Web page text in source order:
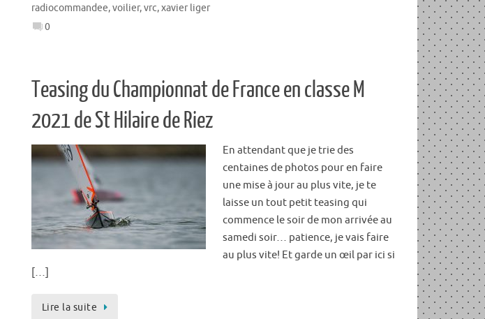
radiocommandee,voilier,vrc,xavier liger
0
Teasing du Championnat de France en classe M
2021 de St Hilaire de Riez
En attendant que je trie des
centaines de photos pour en faire
une mise à jour au plus vite, je te
laisse un tout petit teasing qui
commence le soir de mon arrivée au
samedi soir… patience, je vais faire
au plus vite! Et garde un œil par ici si
[…]
Lire la suite